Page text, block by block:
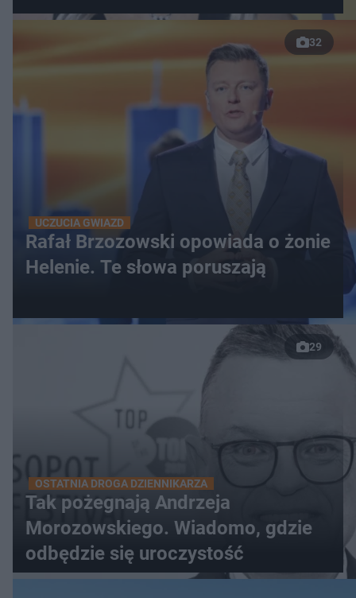
32
UCZUCIA GWIAZD
Rafał Brzozowski opowiada o żonie
Helenie. Te słowa poruszają
29
OSTATNIA DROGA DZIENNIKARZA
Tak pożegnają Andrzeja
Morozowskiego. Wiadomo, gdzie
odbędzie się uroczystość